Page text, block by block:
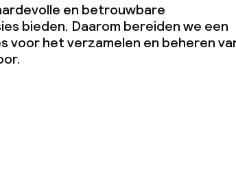
en betrouwbare
bieden. Daarom bereiden we een
voor het verzamelen en beheren